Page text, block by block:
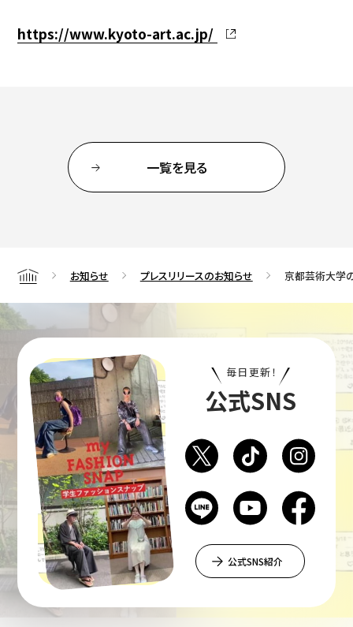
https://www.kyoto-art.ac.jp/
一覧を見る
Home お知らせ プレスリリースのお知らせ 京都芸術大学
毎日更新！
公式SNS
公式SNS紹介